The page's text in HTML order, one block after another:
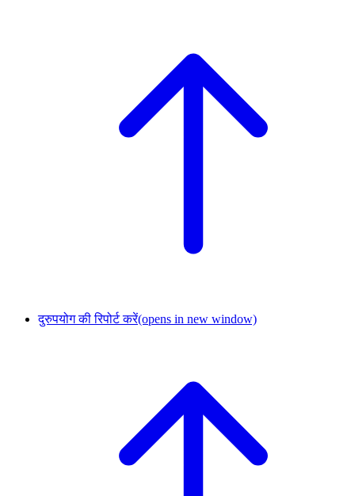
दुरुपयोग की रिपोर्ट करें(opens in new window)